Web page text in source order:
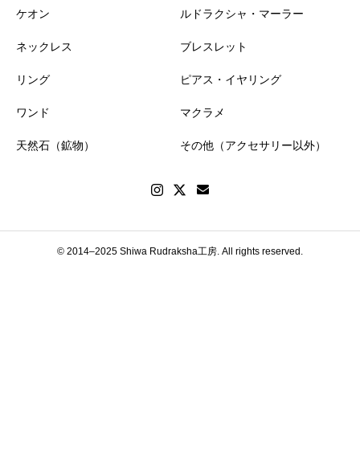
ケオン ルドラクシャ・マーラー
ネックレス ブレスレット
リング ピアス・イヤリング
ワンド マクラメ
天然石（鉱物） その他（アクセサリー以外）
© 2014–2025 Shiwa Rudraksha工房. All rights reserved.